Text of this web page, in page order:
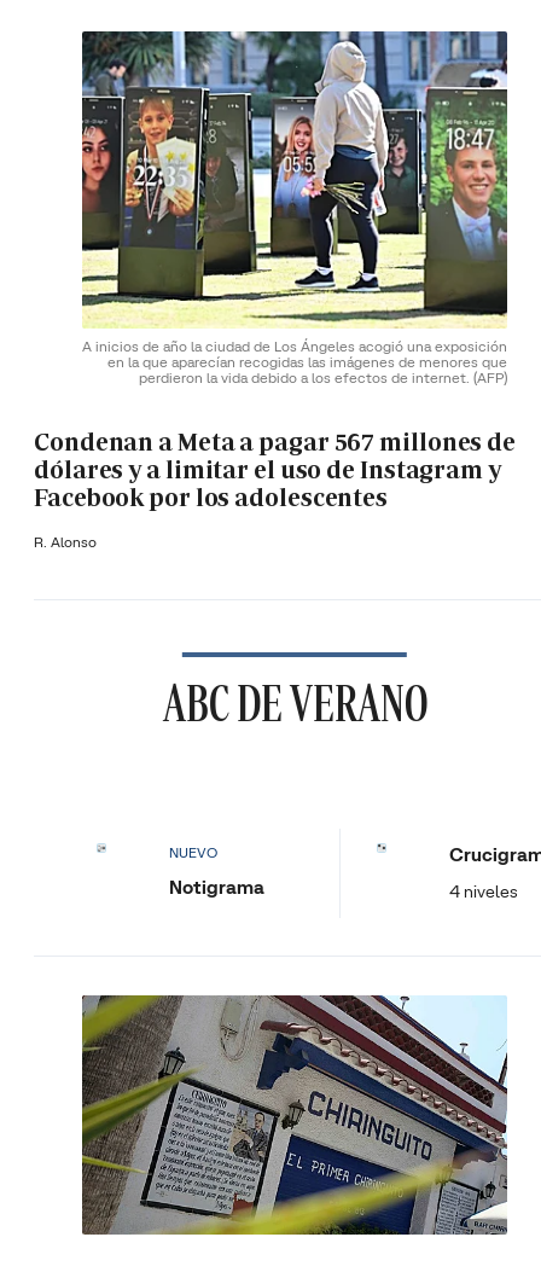
A inicios de año la ciudad de Los Ángeles acogió una exposición
en la que aparecían recogidas las imágenes de menores que
perdieron la vida debido a los efectos de internet. (AFP)
Condenan a Meta a pagar 567 millones de
dólares y a limitar el uso de Instagram y
Facebook por los adolescentes
R. Alonso
ABC DE VERANO
NUEVO
Notigrama 4 niveles